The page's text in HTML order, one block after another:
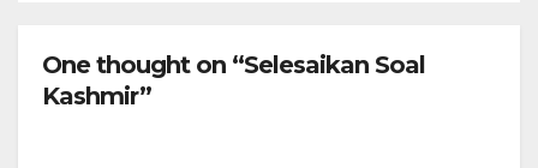
One thought on “Selesaikan Soal
Kashmir”